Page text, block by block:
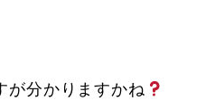
が分かりますかね